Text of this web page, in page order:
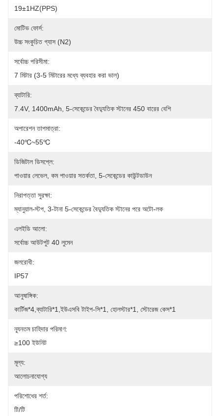
19±1HZ(PPS)
মোটিভ ফোর্স:
উচ্চ সংকুচিত গ্যাস (N2)
সর্বোচ্চ পরিসীমা:
7 মিটার (3-5 মিটারের মধ্যে ব্যবহার করা ভাল)
ব্যাটারি:
7.4V, 1400mAh, 5-সেকেন্ডের বৈদ্যুতিক স্টানের 450 বারের বেশি
অপারেশন তাপমাত্রা:
-40℃~55℃
ডিজিটাল ডিসপ্লে:
পাওয়ার লেভেল, কম পাওয়ার সতর্কতা, 5-সেকেন্ডের কাউন্টডাউন
নিরাপত্তা সুরক্ষা:
ম্যানুয়াল-স্টপ, 3-টানা 5-সেকেন্ডের বৈদ্যুতিক স্টানের পরে অটো-লক
এলইডি আলো:
সর্বোচ্চ আউটপুট 40 লুমেন
জলরোধী:
IP57
আনুষাঙ্গিক:
কার্টিজ*4,ব্যাটারি*1,ইউএসবি টাইপ-সি*1, হোলস্টার*1, স্টোরেজ কেস*1
ন্যূনতম চাহিদার পরিমাণ:
≥100 ইউনিট
মূল্য:
আলোচনাযোগ্য
পরিশোধের শর্ত:
টি/টি